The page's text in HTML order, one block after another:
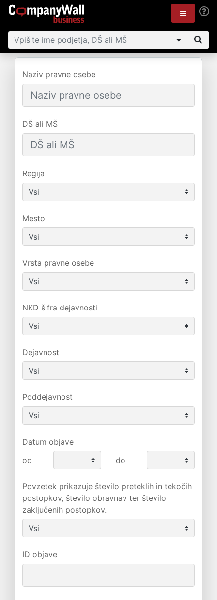
Naziv pravne osebe
DŠ ali MŠ
Regija
Mesto
Vrsta pravne osebe
NKD šifra dejavnosti
Dejavnost
Poddejavnost
Datum objave
od
do
Povzetek prikazuje število preteklih in tekočih
postopkov, število obravnav ter število
zaključenih postopkov.
ID objave